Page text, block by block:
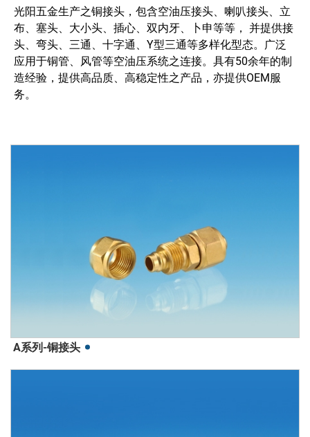
光阳五金生产之铜接头，包含空油压接头、喇叭接头、立
布、塞头、大小头、插心、双内牙、卜申等等， 并提供接
头、弯头、三通、十字通、Y型三通等多样化型态。广泛
应用于铜管、风管等空油压系统之连接。具有50余年的制
造经验，提供高品质、高稳定性之产品，亦提供OEM服
务。
A系列-铜接头